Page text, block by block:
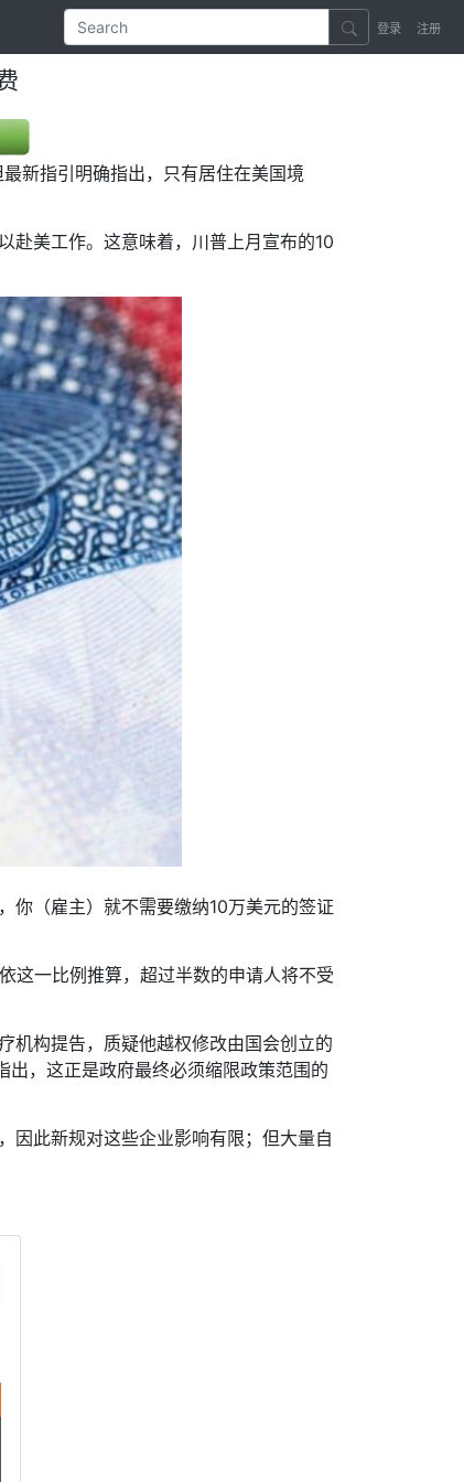
登录 注册
新指引明确指出，只有居住在美国境
赴美工作。这意味着，川普上月宣布的10
你（雇主）就不需要缴纳10万美元的签证
这一比例推算，超过半数的申请人将不受
机构提告，质疑他越权修改由国会创立的
，这正是政府最终必须缩限政策范围的
因此新规对这些企业影响有限；但大量自